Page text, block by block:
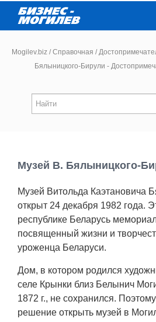
Новости
Афиша
Объявления
Транспорт
Погода
Mogilev.biz / Справочная /
Бялыницкого-Бирули -
Музей В. Бялыницкого-
Музей Витольда Каэтановича
открыт 24 декабря 1982 года.
республике Беларусь
посвященный жизни и
уроженца Беларуси.
Дом, в котором родился
селе Крынки близ Белынич
1872 г., не сохранился.
решение открыть музей в